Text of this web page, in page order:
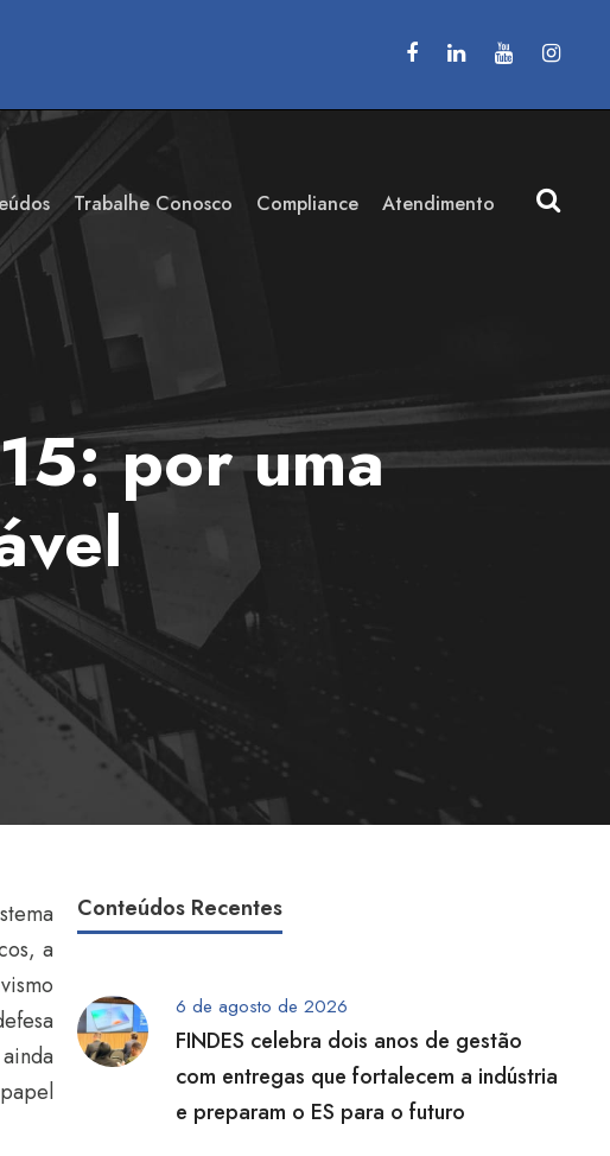
Trabalhe Conosco Compliance Atendimento
por uma
a
Conteúdos Recentes
6 de agosto de 2026
FINDES celebra dois anos de gestão
com entregas que fortalecem a indústria
e preparam o ES para o futuro